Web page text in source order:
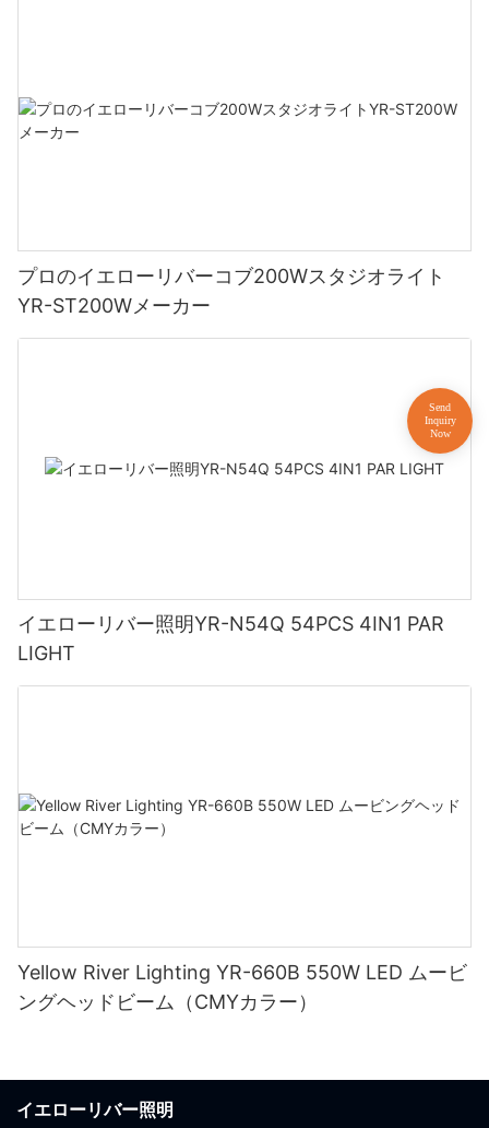
プロのイエローリバーコブ200Wスタジオライト
YR-ST200Wメーカー
イエローリバー照明YR-N54Q 54PCS 4IN1 PAR
LIGHT
Yellow River Lighting YR-660B 550W LED ムービ
ングヘッドビーム（CMYカラー）
イエローリバー照明